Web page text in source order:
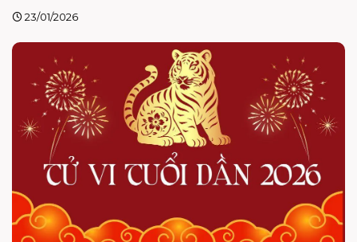
23/01/2026